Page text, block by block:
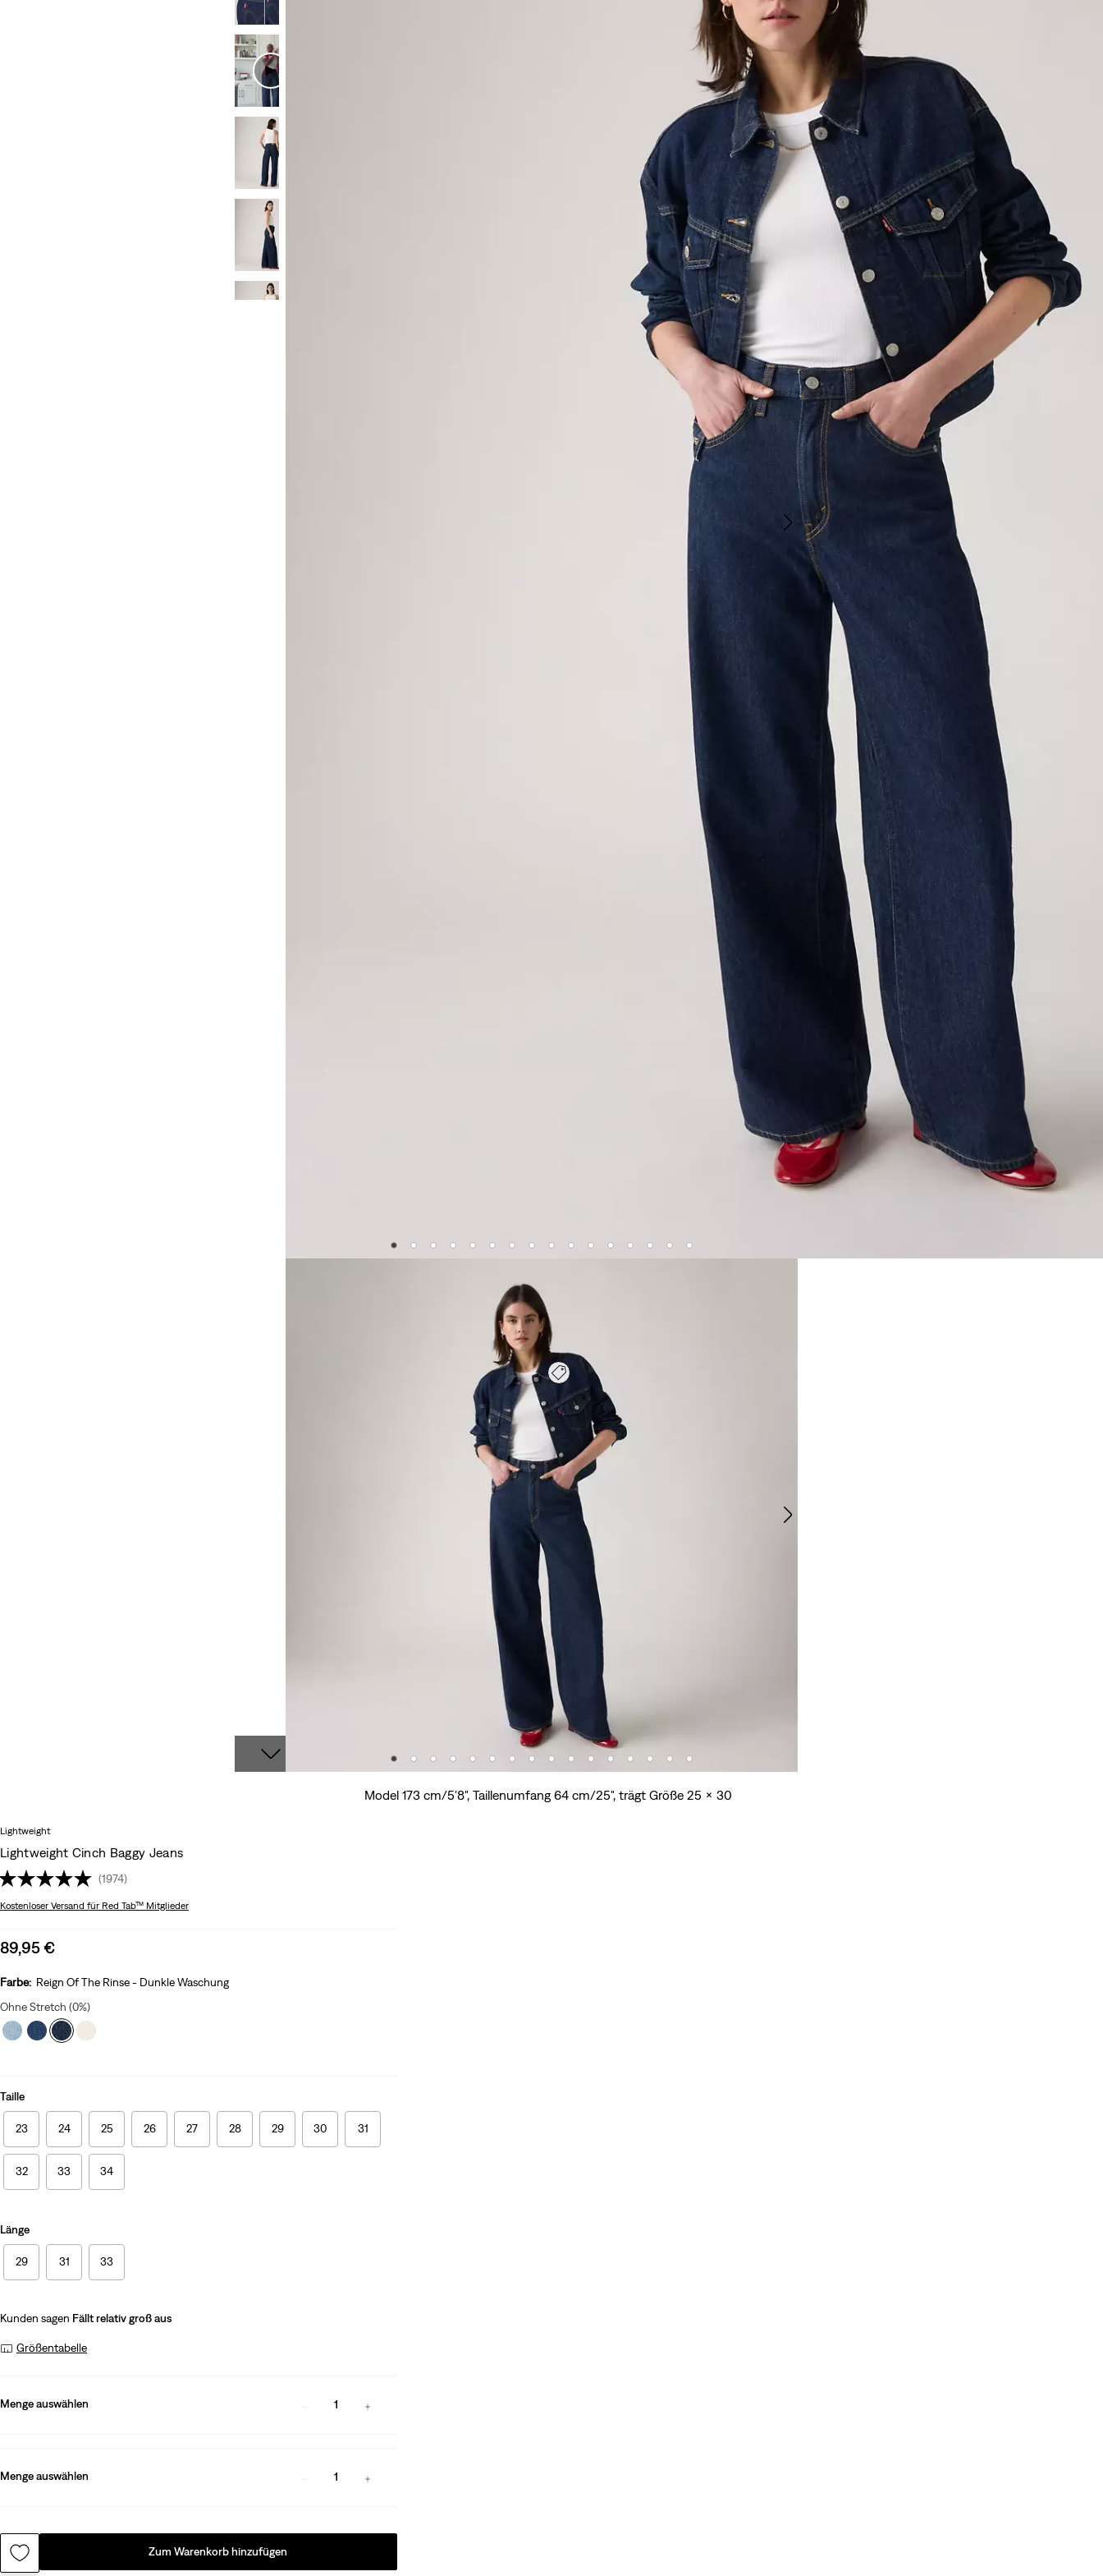
Model 173 cm/5'8", Taillenumfang 64 cm/25", trägt Größe 25 x 30
Lightweight
Lightweight Cinch Baggy Jeans
(1974)
Kostenloser Versand für Red Tab™ Mitglieder
Sale
is
89,95 €
Farbe: Reign Of The Rinse - Dunkle Waschung
Ohne Stretch (0%)
Taille
23 24 25 26 27 28 29 30 31
32 33 34
Länge
29 31 33
Kunden sagen Fällt relativ groß aus
Größentabelle
Menge auswählen 1
Menge auswählen 1
Zum Warenkorb hinzufügen